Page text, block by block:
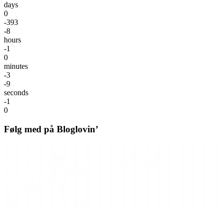
days
0
-393
-8
hours
-1
0
minutes
-3
-9
seconds
-1
0
Følg med på Bloglovin’